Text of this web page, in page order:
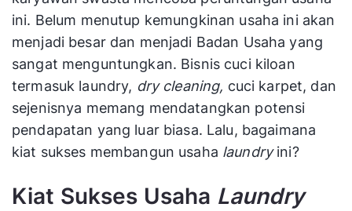
ini. Belum menutup kemungkinan usaha ini akan
menjadi besar dan menjadi Badan Usaha yang
sangat menguntungkan. Bisnis cuci kiloan
termasuk laundry, dry cleaning, cuci karpet, dan
sejenisnya memang mendatangkan potensi
pendapatan yang luar biasa. Lalu, bagaimana
kiat sukses membangun usaha laundryini?
Kiat Sukses Usaha Laundry